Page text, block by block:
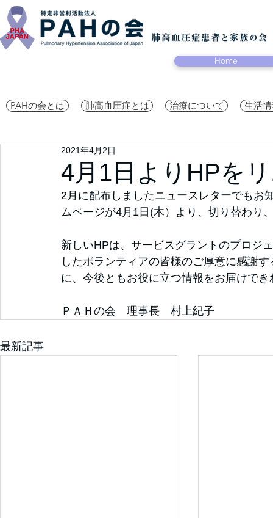
Home
PAHの会とは 肺高血圧症とは 治療について 生活
4月1日よりHPを
2021年4月2日
2月に配布しましたニュースレターでもお
ムページが4月1日(木）より、切り替わり
新しいHPは、サービスグラントのプロジ
したボランティアの皆様のご厚意に感謝
に、今後ともお役に立つ情報をお届けで
ＰＡＨの会　理事長　村上紀子
最新記事